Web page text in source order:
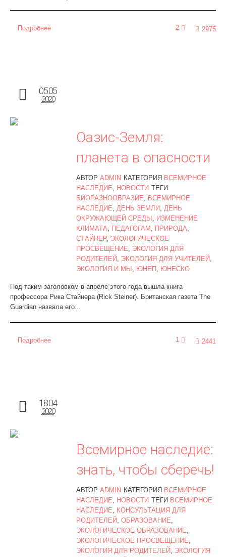
2 2975
Подробнее
05.05
2020
Оазис-Земля:
планета в опасности
АВТОР ADMIN КАТЕГОРИЯ ВСЕМИРНОЕ
НАСЛЕДИЕ, НОВОСТИ ТЕГИ
БИОРАЗНООБРАЗИЕ, ВСЕМИРНОЕ
НАСЛЕДИЕ, ДЕНЬ ЗЕМЛИ, ДЕНЬ
ОКРУЖАЮЩЕЙ СРЕДЫ , ИЗМЕНЕНИЕ
КЛИМАТА, ПЕДАГОГАМ , ПРИРОДА,
СТАЙНЕР, ЭКОЛОГИЧЕСКОЕ
ПРОСВЕЩЕНИЕ, ЭКОЛОГИЯ ДЛЯ
РОДИТЕЛЕЙ, ЭКОЛОГИЯ ДЛЯ УЧИТЕЛЕЙ,
ЭКОЛОГИЯ И МЫ , ЮНЕП , ЮНЕСКО
Под таким заголовком в апреле этого года вышла книга
профессора Рика Стайнера (Rick Steiner). Британская газета The
Guardian назвала его...
1 2441
Подробнее
18.04
2020
Всемирное наследие:
знать, чтобы сберечь!
АВТОР ADMIN КАТЕГОРИЯ ВСЕМИРНОЕ
НАСЛЕДИЕ, НОВОСТИ ТЕГИ ВСЕМИРНОЕ
НАСЛЕДИЕ, КОНСУЛЬТАЦИЯ ДЛЯ
РОДИТЕЛЕЙ, ОБРАЗОВАНИЕ,
ЭКОЛОГИЧЕСКОЕ ОБРАЗОВАНИЕ,
ЭКОЛОГИЧЕСКОЕ ПРОСВЕЩЕНИЕ,
ЭКОЛОГИЯ ДЛЯ РОДИТЕЛЕЙ, ЭКОЛОГИЯ